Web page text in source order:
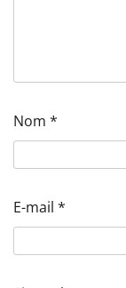
Nom *
E-mail *